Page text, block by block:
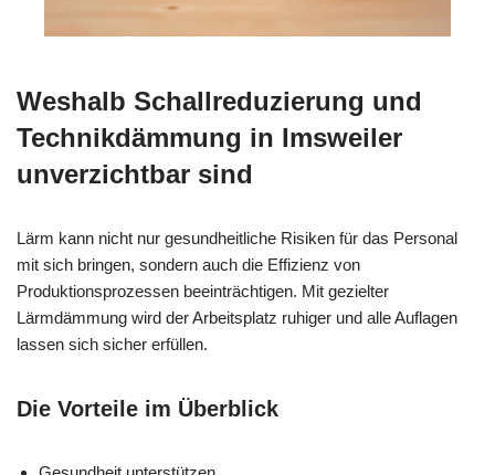
Weshalb Schallreduzierung und
Technikdämmung in Imsweiler
unverzichtbar sind
Lärm kann nicht nur gesundheitliche Risiken für das Personal
mit sich bringen, sondern auch die Effizienz von
Produktionsprozessen beeinträchtigen. Mit gezielter
Lärmdämmung wird der Arbeitsplatz ruhiger und alle Auflagen
lassen sich sicher erfüllen.
Die Vorteile im Überblick